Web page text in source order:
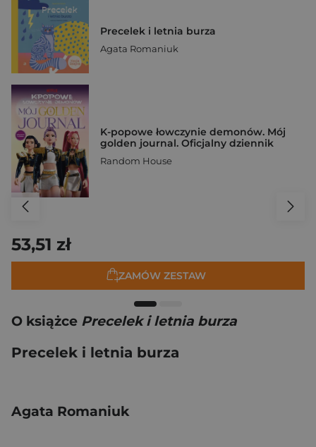
Precelek i letnia burza
Agata Romaniuk
K-popowe łowczynie demonów. Mój
golden journal. Oficjalny dziennik
Random House
53,51 zł
ZAMÓW ZESTAW
O książce Precelek i letnia burza
Precelek i letnia burza
Agata Romaniuk